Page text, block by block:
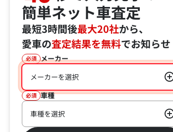
簡単ネット車査定
最短3時間後最大20社から、
愛車の査定結果を無料でお知らせ
必須 メーカー
メーカーを選択
必須 車種
車種を選択